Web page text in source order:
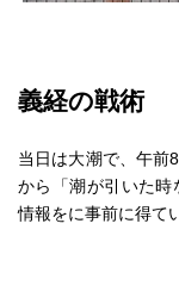
義経の戦術
当日は大潮で、午前
から「潮が引いた時
情報をに事前に得て